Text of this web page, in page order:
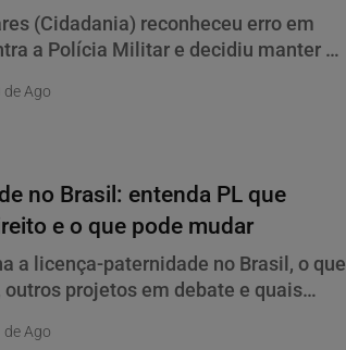
(Cidadania) reconheceu erro em
a Polícia Militar e decidiu manter a
de Ago
no Brasil: entenda PL que
e o que pode mudar
a licença-paternidade no Brasil, o que
outros projetos em debate e quais
pode trazer.
de Ago